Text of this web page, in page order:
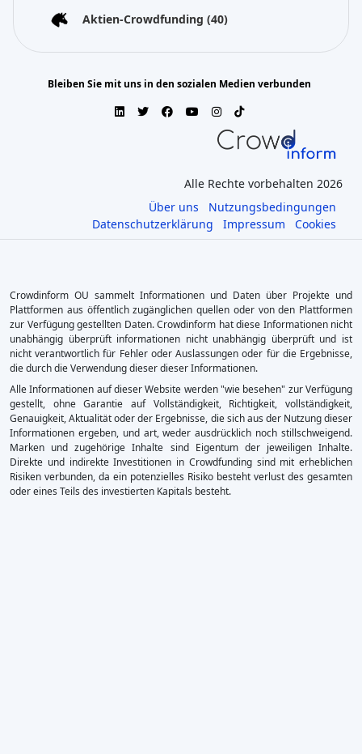
Aktien-Crowdfunding (40)
Bleiben Sie mit uns in den sozialen Medien verbunden
Alle Rechte vorbehalten 2026
Über uns
Nutzungsbedingungen
Datenschutzerklärung
Impressum Cookies
Crowdinform OU sammelt Informationen und Daten über Projekte und
Plattformen aus öffentlich zugänglichen quellen oder von den Plattformen
zur Verfügung gestellten Daten. Crowdinform hat diese Informationen nicht
unabhängig überprüft informationen nicht unabhängig überprüft und ist
nicht verantwortlich für Fehler oder Auslassungen oder für die Ergebnisse,
die durch die Verwendung dieser dieser Informationen.
Alle Informationen auf dieser Website werden "wie besehen" zur Verfügung
gestellt, ohne Garantie auf Vollständigkeit, Richtigkeit, vollständigkeit,
Genauigkeit, Aktualität oder der Ergebnisse, die sich aus der Nutzung dieser
Informationen ergeben, und art, weder ausdrücklich noch stillschweigend.
Marken und zugehörige Inhalte sind Eigentum der jeweiligen Inhalte.
Direkte und indirekte Investitionen in Crowdfunding sind mit erheblichen
Risiken verbunden, da ein potenzielles Risiko besteht verlust des gesamten
oder eines Teils des investierten Kapitals besteht.